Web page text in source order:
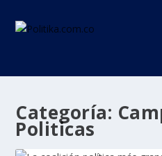
Categoría:
Politicas